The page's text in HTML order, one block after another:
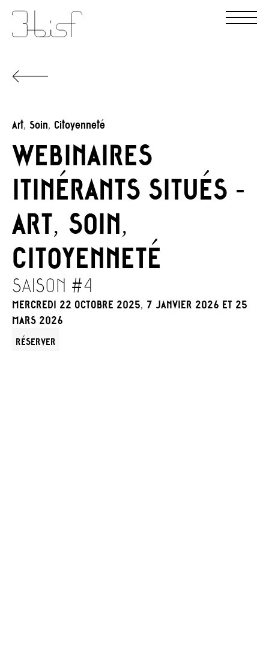
Art, Soin, Citoyenneté
WEBINAIRES
ITINÉRANTS SITUÉS -
ART, SOIN,
CITOYENNETÉ
SAISON #4
MERCREDI 22 OCTOBRE 2025, 7 JANVIER 2026 ET 25
MARS 2026
RÉSERVER